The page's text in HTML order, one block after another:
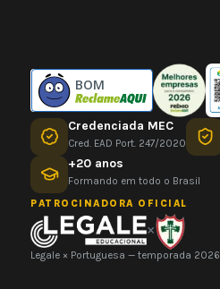
BOM
Credenciada MEC
Cred. EAD Port. 247/2020
+20 anos
Formando em todo o Brasil
PATROCINADORA OFICIAL
×
Legale × Portuguesa — temporada 2026